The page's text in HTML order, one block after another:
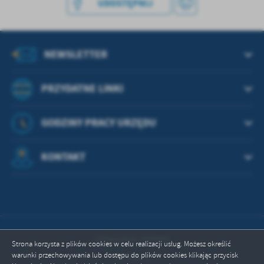
Strona korzysta z plików cookies w celu realizacji usług. Możesz określić
warunki przechowywania lub dostępu do plików cookies klikając przycisk
UDOSTĘPNIJ
PRZYDATNE LINKI
NEWSLETTER
GODZINY PRACY URZĘDU
KONTAKT
Odwiedzin: 664593
Online: 1